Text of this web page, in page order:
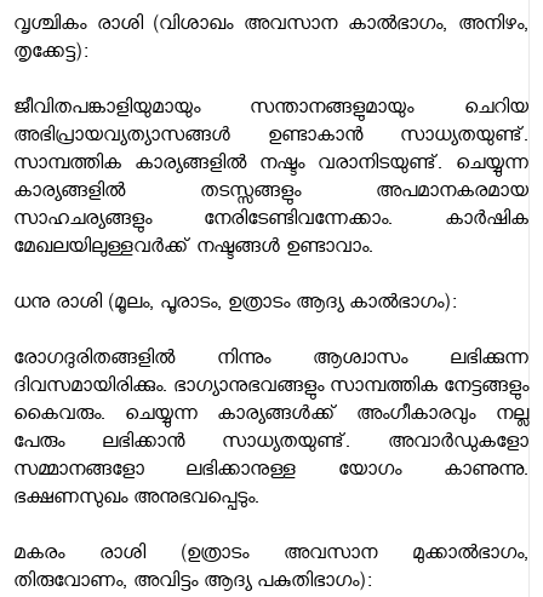
വൃശ്ചികം രാശി (വിശാഖം അവസാന കാല്‍ഭാഗം, അനിഴം,
തൃക്കേട്ട):
ജീവിതപങ്കാളിയുമായും സന്താനങ്ങളുമായും ചെറിയ
അഭിപ്രായവ്യത്യാസങ്ങള്‍ ഉണ്ടാകാന്‍ സാധ്യതയുണ്ട്.
സാമ്പത്തിക കാര്യങ്ങളില്‍ നഷ്ടം വരാനിടയുണ്ട്. ചെയ്യുന്ന
കാര്യങ്ങളില്‍ തടസ്സങ്ങളും അപമാനകരമായ
സാഹചര്യങ്ങളും നേരിടേണ്ടിവന്നേക്കാം. കാര്‍ഷിക
മേഖലയിലുള്ളവര്‍ക്ക് നഷ്ടങ്ങള്‍ ഉണ്ടാവാം.
ധനു രാശി (മൂലം, പൂരാടം, ഉത്രാടം ആദ്യ കാല്‍ഭാഗം):
രോഗദുരിതങ്ങളില്‍ നിന്നും ആശ്വാസം ലഭിക്കുന്ന
ദിവസമായിരിക്കും. ഭാഗ്യാനുഭവങ്ങളും സാമ്പത്തിക നേട്ടങ്ങളും
കൈവരും. ചെയ്യുന്ന കാര്യങ്ങള്‍ക്ക് അംഗീകാരവും നല്ല
പേരും ലഭിക്കാന്‍ സാധ്യതയുണ്ട്. അവാര്‍ഡുകളോ
സമ്മാനങ്ങളോ ലഭിക്കാനുള്ള യോഗം കാണുന്നു.
ഭക്ഷണസുഖം അനുഭവപ്പെടും.
മകരം രാശി (ഉത്രാടം അവസാന മുക്കാല്‍ഭാഗം,
തിരുവോണം, അവിട്ടം ആദ്യ പകുതിഭാഗം):